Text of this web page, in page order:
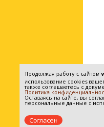
Продолжая работу с сайтом
использование cookies
также соглашаетесь с
Политика
Оставаясь на сайте, вы
персональные данные с
Согласен